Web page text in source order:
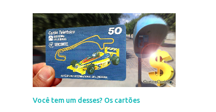
Você tem um desses? Os cartões